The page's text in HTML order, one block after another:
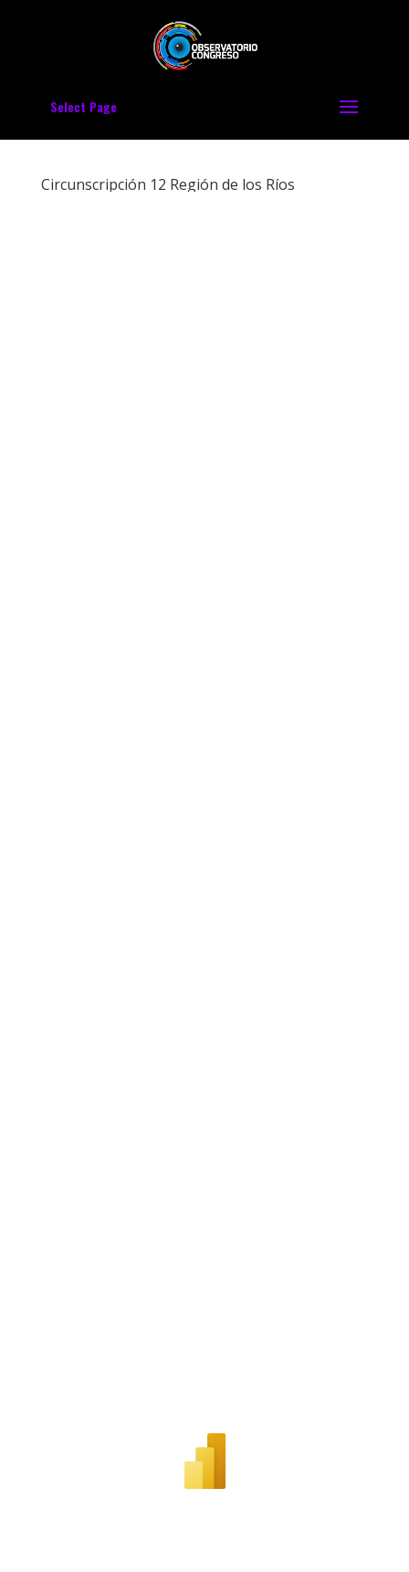
Select Page
Circunscripción 12 Región de los Ríos